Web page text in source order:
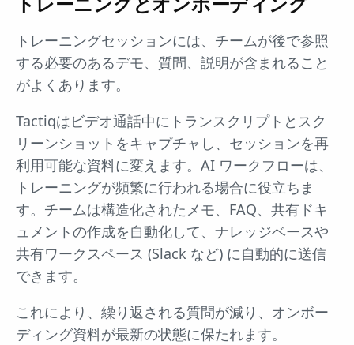
トレーニングセッションには、チームが後で参照
する必要のあるデモ、質問、説明が含まれること
がよくあります。
Tactiqはビデオ通話中にトランスクリプトとスク
リーンショットをキャプチャし、セッションを再
利用可能な資料に変えます。AI ワークフローは、
トレーニングが頻繁に行われる場合に役立ちま
す。チームは構造化されたメモ、FAQ、共有ドキ
ュメントの作成を自動化して、ナレッジベースや
共有ワークスペース (Slack など) に自動的に送信
できます。
これにより、繰り返される質問が減り、オンボー
ディング資料が最新の状態に保たれます。